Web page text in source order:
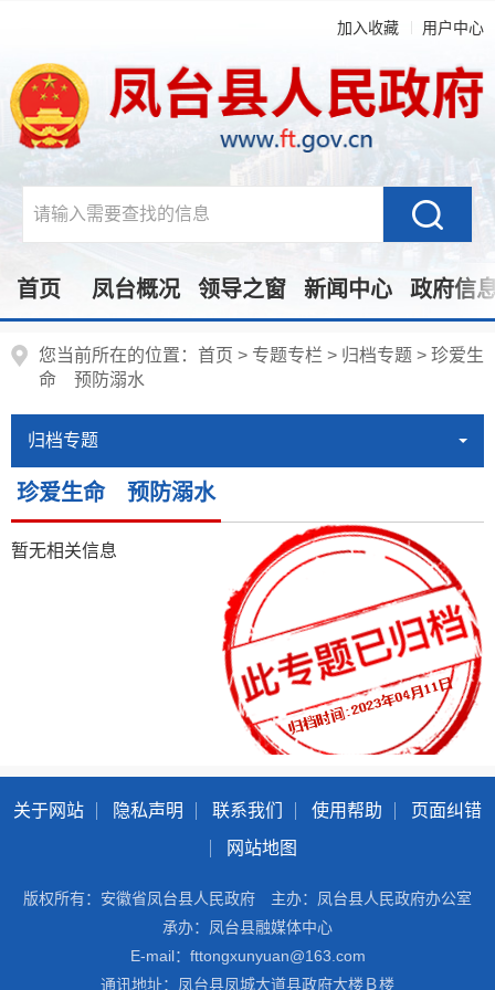
加入收藏 用户中心
首页 凤台概况 领导之窗 新闻中心 政府信
您当前所在的位置： 首页 > 专题专栏 > 归档专题 > 珍爱生
命 预防溺水
归档专题
珍爱生命 预防溺水
暂无相关信息
关于网站 隐私声明 联系我们 使用帮助
页面纠错
网站地图
版权所有：安徽省凤台县人民政府
主办：凤台县人民政府办公室
承办：凤台县融媒体中心
E-mail：fttongxunyuan@163.com
通讯地址：凤台县凤城大道县政府大楼Ｂ楼